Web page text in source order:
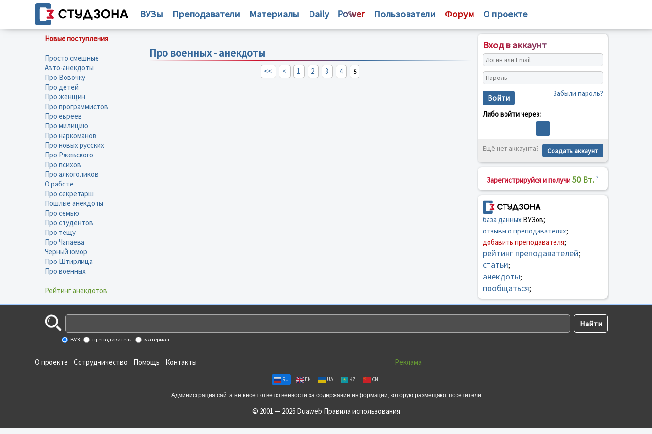
ВУЗы Преподаватели Материалы Daily Пользователи Форум О проекте
Новые поступления
Просто смешные
Авто-анекдоты
Про Вовочку
Про детей
Про женщин
Про программистов
Про евреев
Про милицию
Про наркоманов
Про новых русских
Про Ржевского
Про психов
Про алкоголиков
О работе
Про секретарш
Пошлые анекдоты
Про семью
Про студентов
Про тещу
Про Чапаева
Черный юмор
Про Штирлица
Про военных
Рейтинг анекдотов
Про военных - анекдоты
<< < 1 2 3 4 5
Вход в аккаунт
Войти Забыли пароль?
Либо войти через:
Ещё нет аккаунта? Создать аккаунт
Зарегистрируйся и получи 50 Вт. ?
база данныхВУЗов;
отзывы о преподавателях;
добавить преподавателя;
рейтинг преподавателей;
статьи;
анекдоты;
пообщаться;
ВУЗ преподаватель материал
О проекте Сотрудничество Помощь Контакты Реклама
RU EN UA KZ CN
Администрация сайта не несет ответственности за содержание информации, которую размещают посетители
© 2001 — 2026 Duaweb Правила использования